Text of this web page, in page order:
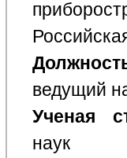
ведущий
Ученая
наук